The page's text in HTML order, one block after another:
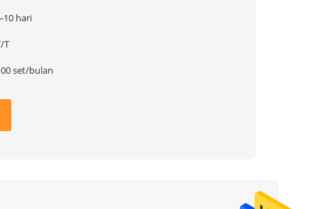
10 hari
T
set/bulan